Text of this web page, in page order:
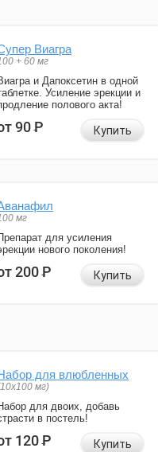
Виагра
+ 60 мг
и Дапоксетин в одной
Усиление эрекции и
полового акта!
90Р Купить
мг
для усиления
нового поколения!
200Р Купить
для влюбленных
мг)
для двоих, добавь
в постель!
120Р Купить